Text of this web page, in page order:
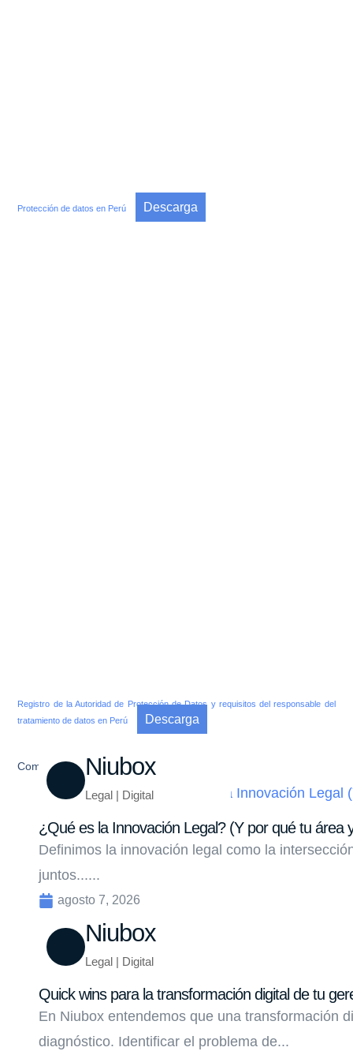
Protección de datos en Perú Descarga
Registro de la Autoridad de Protección de Datos y requisitos del responsable del
tratamiento de datos en Perú
Descarga
Compartir Niubox
Legal | Digital
¿Qué es la Innovación Legal? (Y por qué tu área
Definimos la innovación legal como la
juntos......
agosto 7, 2026
Niubox
Legal | Digital
Quick wins para la transformación digital de tu
En Niubox entendemos que una transformación
diagnóstico. Identificar el problema de...